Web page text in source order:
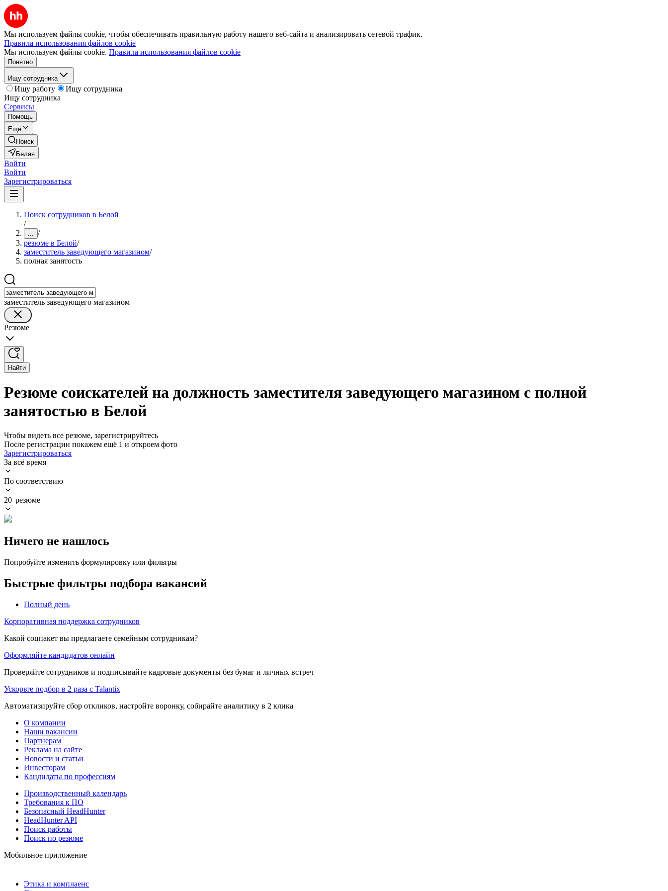
Мы используем файлы cookie, чтобы обеспечивать правильную работу нашего веб-сайта и анализировать сетевой трафик.
Правила использования файлов cookie
Мы используем файлы cookie. Правила использования файлов cookie
Понятно
Ищу сотрудника
Ищу работу
Ищу сотрудника
Ищу сотрудника
Сервисы
Помощь
Ещё
Поиск
Белая
Войти
Войти
Зарегистрироваться
Поиск сотрудников в Белой
/
... /
резюме в Белой/
заместитель заведующего магазином/
полная занятость
заместитель заведующего магазином
Резюме
Найти
Резюме соискателей на должность заместителя заведующего магазином с полной
занятостью в Белой
Чтобы видеть все резюме, зарегистрируйтесь
После регистрации покажем ещё 1 и откроем фото
Зарегистрироваться
За всё время
По соответствию
20 резюме
Ничего не нашлось
Попробуйте изменить формулировку или фильтры
Быстрые фильтры подбора вакансий
Полный день
Корпоративная поддержка сотрудников
Какой соцпакет вы предлагаете семейным сотрудникам?
Оформляйте кандидатов онлайн
Проверяйте сотрудников и подписывайте кадровые документы без бумаг и личных встреч
Ускорьте подбор в 2 раза с Talantix
Автоматизируйте сбор откликов, настройте воронку, собирайте аналитику в 2 клика
О компании
Наши вакансии
Партнерам
Реклама на сайте
Новости и статьи
Инвесторам
Кандидаты по профессиям
Производственный календарь
Требования к ПО
Безопасный HeadHunter
HeadHunter API
Поиск работы
Поиск по резюме
Мобильное приложение
Этика и комплаенс